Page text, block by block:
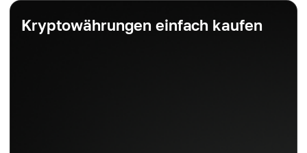
Kryptowährungen einfach kaufen